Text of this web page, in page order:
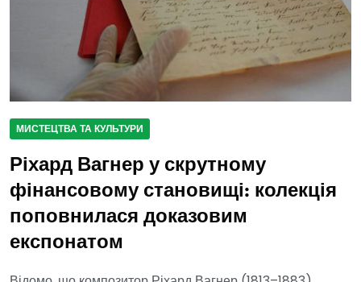
МИСТЕЦТВА ТА КУЛЬТУРИ
Ріхард Вагнер у скрутному
фінансовому становищі: колекція
поповнилася доказовим
експонатом